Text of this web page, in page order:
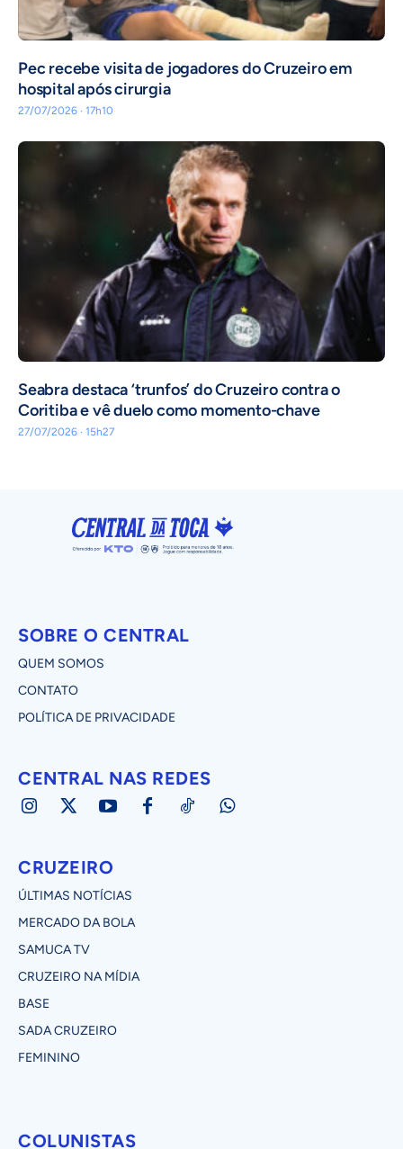
Pec recebe visita de jogadores do Cruzeiro em
hospital após cirurgia
27/07/2026 · 17h10
Seabra destaca ‘trunfos’ do Cruzeiro contra o
Coritiba e vê duelo como momento-chave
27/07/2026 · 15h27
SOBRE O CENTRAL
QUEM SOMOS
CONTATO
POLÍTICA DE PRIVACIDADE
CENTRAL NAS REDES
CRUZEIRO
ÚLTIMAS NOTÍCIAS
MERCADO DA BOLA
SAMUCA TV
CRUZEIRO NA MÍDIA
BASE
SADA CRUZEIRO
FEMININO
COLUNISTAS